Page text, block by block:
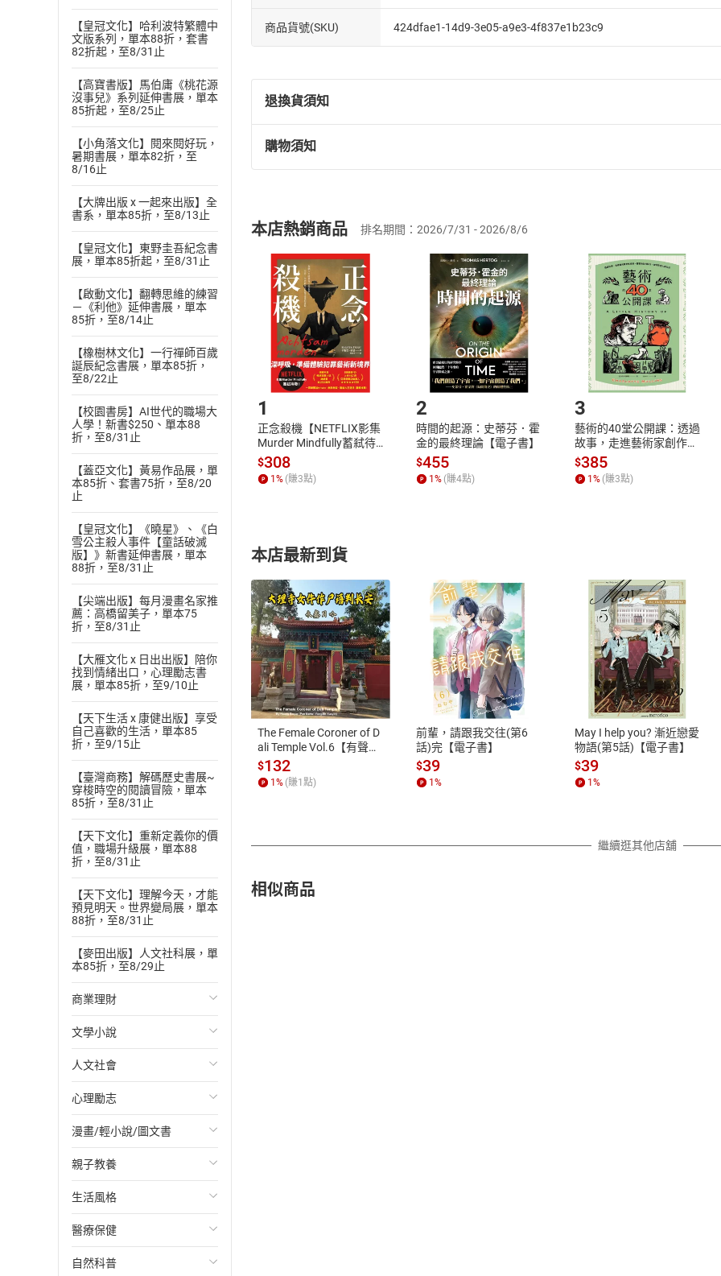
【皇冠文化】哈利波特繁體中
文版系列，單本88折，套書
82折起，至8/31止
【高寶書版】馬伯庸《桃花源
沒事兒》系列延伸書展，單本
85折起，至8/25止
【小角落文化】閱來閱好玩，
暑期書展，單本82折，至
8/16止
【大牌出版 x 一起來出版】全
書系，單本85折，至8/13止
【皇冠文化】東野圭吾紀念書
展，單本85折起，至8/31止
【啟動文化】翻轉思維的練習
－《利他》延伸書展，單本
85折，至8/14止
【橡樹林文化】一行禪師百歲
誕辰紀念書展，單本85折，
至8/22止
【校園書房】AI世代的職場大
人學！新書$250、單本88
折，至8/31止
【蓋亞文化】黃易作品展，單
本85折、套書75折，至8/20
止
【皇冠文化】《曉星》、《白
雪公主殺人事件【童話破滅
版】》新書延伸書展，單本
88折，至8/31止
【尖端出版】每月漫畫名家推
薦：高橋留美子，單本75
折，至8/31止
【大雁文化 x 日出出版】陪你
找到情緒出口，心理勵志書
展，單本85折，至9/10止
【天下生活 x 康健出版】享受
自己喜歡的生活，單本85
折，至9/15止
【臺灣商務】解碼歷史書展~
穿梭時空的閱讀冒險，單本
85折，至8/31止
【天下文化】重新定義你的價
值，職場升級展，單本88
折，至8/31止
【天下文化】理解今天，才能
預見明天。世界變局展，單本
88折，至8/31止
【麥田出版】人文社科展，單
本85折，至8/29止
商業理財
投資理財
經濟/趨勢
財務/金融
管理/領導
職場工作術
成功法
行銷/廣告
傳記
文學小說
歐美文學
日本文學
韓國文學
華文文學
經典文學
成長/家庭生活小說
懸疑/推理小說
人文社會
國際關係
政治
社會科學
台灣/中國歷史
日/韓歷史
其他歷史/史學
心理勵志
心靈成長/情緒
人際關係
兩性關係
心理學
漫畫/輕小說/圖文書
輕小說
奇幻/科幻
愛情故事
職場/社會寫實
親子教養
教育現場
兒童文學/故事
兒童科普/學習
生活風格
飲食/食譜
健身/美顏
醫療保健
健康/養生
自然科普
商品貨號(SKU) 424dfae1-14d9-3e05-a9e3-4f837e1b23c9
退換貨須知
退換貨規定：
(一)依消費者保護法第19條第1項後段暨通訊交易解除權合理例外情事適用
(二)消費者訂購本店鋪之商品即代表知悉本店鋪所銷售之商品為電子書，
且已下載/存取電子書，不得請求退貨退款。
退貨方式：您欲取消訂單或辦理退貨時，請登入樂天市場，並於「我的訂單
貨」，本店鋪將依您的申請進行審核，待審核通過後將為您辦理退款事宜。
請注意，樂天市場須以整筆訂單為單位進行取消/退貨，恕無法以單支商品取
購物須知
挑選商品
Choose
放入購物車
Shopping cart
登入帳號
Login
購書後，如何開始使用？
Step1.選擇閱讀載具 Step2.登入
付款方式
ATM轉帳、信用卡、LINE PAY、AFTEE
退換貨規範
本店是否提供消費者保護法七日猶
之權利，遽消費者保護法及通訊交
除權合理例外情事適用準則，依商
質各有不同規定。詳細退換貨說明
照各商品說明。
本店熱銷商品 排名期間：2026/7/31 - 2026/8/6
1
正念殺機【NETFLIX影集
Murder Mindfully蓄弒待
發】【電子書】
$308
1% (賺3點)
2
時間的起源：史蒂芬．霍
金的最終理論【電子書】
$455
1% (賺4點)
3
藝術的40堂公開課：透過
故事，走進藝術家創作現
場，看藝術如何誕生、如
何形塑人類生活【電子
書】
$385
1% (賺3點)
本店最新到貨
The Female Coroner of D
ali Temple Vol.6【有聲
書】
$132
1 % (賺1 點)
前輩，請跟我交往(第6
話)完【電子書】
$39
1 %
May I help you? 漸近戀愛
物語(第5話)【電子書】
$39
1 %
繼續逛其他店舖
相似商品